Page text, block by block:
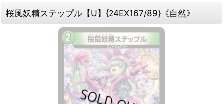
桜風妖精ステップル【U】{24EX167/89}《自然》